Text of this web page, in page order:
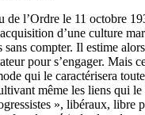
de l’Ordre le 11 octobre
d’une culture
sans compter. Il estime
pour s’engager. Mais
qui le caractérisera
même les liens qui
», libéraux, libre